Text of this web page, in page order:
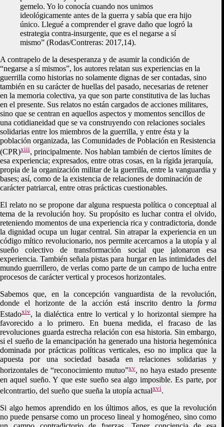
gemelo. Yo lo conocía cuando nos unimos
ideológicamente antes de la guerra y sabía que era hijo
único. Llegué a comprender el grave daño que logró la
estrategia contra-insurgente, que es el negarse a sí
mismo” (Rodas/Contreras: 2017,14).
A contrapelo de la desesperanza y de asumir la condición de
“negarse a sí mismos”, los autores relatan sus experiencias en la
guerrilla como historias no solamente dignas de ser contadas, sino
también en su carácter de huellas del pasado, necesarias de retener
en la memoria colectiva, ya que son parte constitutiva de las luchas
en el presente. Sus relatos no están cargados de acciones militares,
sino que se centran en aquellos aspectos y momentos sencillos de
una cotidianeidad que se va construyendo con relaciones sociales
solidarias entre los miembros de la guerrilla, y entre ésta y la
población organizada, las Comunidades de Población en Resistencia
(CPR)xiii, principalmente. Nos hablan también de ciertos límites de
esa experiencia; expresados, entre otras cosas, en la rígida jerarquía,
propia de la organización militar de la guerrilla, entre la vanguardia y
bases; así, como de la existencia de relaciones de dominación de
carácter patriarcal, entre otras prácticas cuestionables.
El relato no se propone dar alguna respuesta política o conceptual al
tema de la revolución hoy. Su propósito es luchar contra el olvido,
reteniendo momentos de una experiencia rica y contradictoria, donde
la dignidad ocupa un lugar central. Sin atrapar la experiencia en un
código mítico revolucionario, nos permite acercarnos a la utopía y al
sueño colectivo de transformación social que jalonaron esa
experiencia. También señala pistas para hurgar en las intimidades del
mundo guerrillero, de verlas como parte de un campo de lucha entre
procesos de carácter vertical y procesos horizontales.
Sabemos que, en la concepción vanguardista de la revolución,
donde el horizonte de la acción está inscrito dentro la forma
Estadoxiv, la dialéctica entre lo vertical y lo horizontal siempre ha
favorecido a lo primero. En buena medida, el fracaso de las
revoluciones guarda estrecha relación con esa historia. Sin embargo,
si el sueño de la emancipación ha generado una historia hegemónica
dominada por prácticas políticas verticales, eso no implica que la
apuesta por una sociedad basada en relaciones solidarias y
horizontales de “reconocimiento mutuo”xv, no haya estado presente
en aquel sueño. Y que este sueño sea algo imposible. Es parte, por
elcontrartio, del sueño que sueña la utopía actualxvi.
Si algo hemos aprendido en los últimos años, es que la revolución
no puede pensarse como un proceso lineal y homogéneo, sino como